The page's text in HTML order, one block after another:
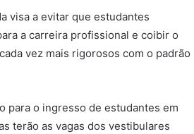
visa a evitar que estudantes
a carreira profissional e coibir o
vez mais rigorosos com o padrão
para o ingresso de estudantes em
terão as vagas dos vestibulares